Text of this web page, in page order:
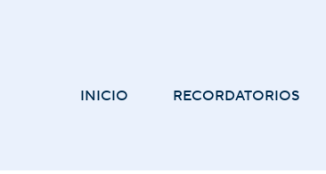
INICIO RECORDATORIOS